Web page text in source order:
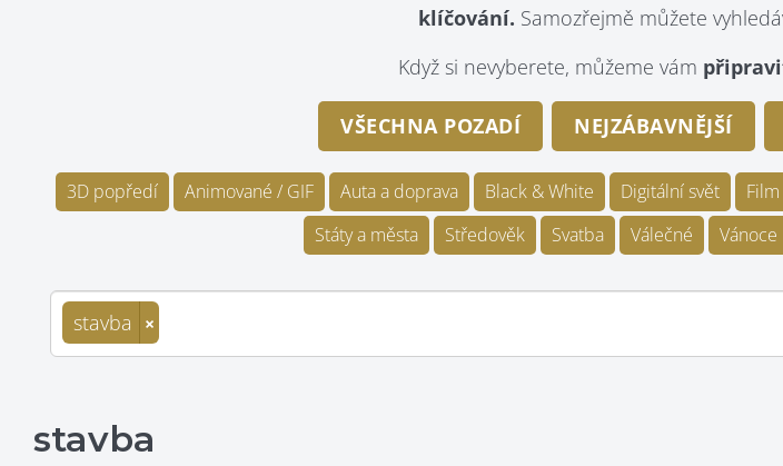
klíčování. Samozřejmě můžete
Když si nevyberete, můžeme vám
VŠECHNA POZADÍ NEJZÁBAVNĚJŠÍ
3D popředí Animované / GIF Auta a doprava Black & White Digitální svět Film
Státy a města
Středověk Svatba Válečné Vánoce
stavba ×
stavba